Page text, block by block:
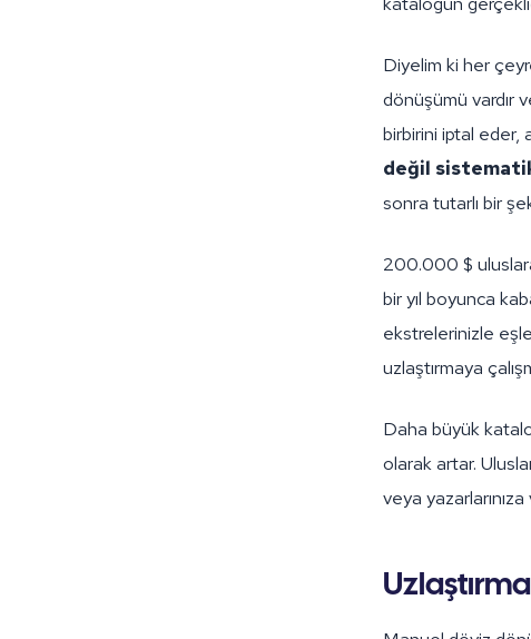
Diyelim ki her
dönüşümü vardır
birbirini iptal eder,
değil
sonra tutarlı bir
200.000 $
bir yıl boyunca
ekstrelerinizle
uzlaştırmaya
Daha büyük
olarak artar.
veya